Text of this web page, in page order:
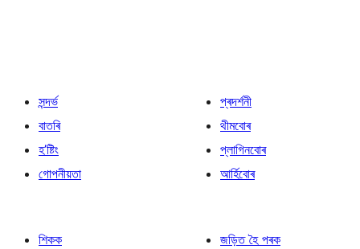
সন্দৰ্ভ
বাতৰি
হ’ষ্টিং
গোপনীয়তা
প্ৰদৰ্শনী
থীমবোৰ
প্লাগিনবোৰ
আৰ্হিবোৰ
শিকক
জড়িত হৈ পৰক